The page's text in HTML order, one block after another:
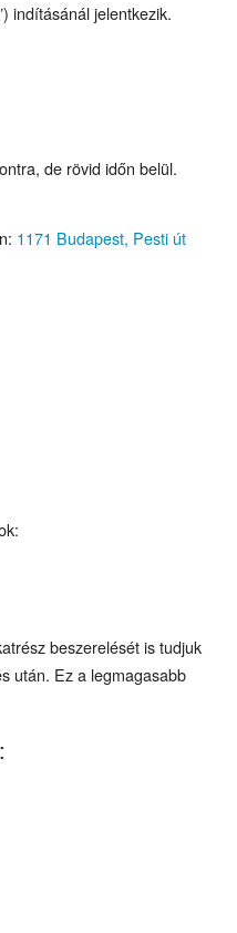
indításánál jelentkezik.
de rövid időn belül.
1171 Budapest, Pesti út
beszerelését is tudjuk
után. Ez a legmagasabb